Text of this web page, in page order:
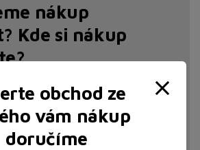
nákup
Kde si nákup
obchod ze
vám nákup
doručíme